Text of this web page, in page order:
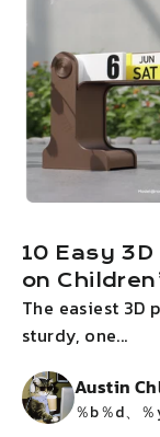
10 Easy
on
The easiest 3D
sturdy, one...
Austin
％b％d、